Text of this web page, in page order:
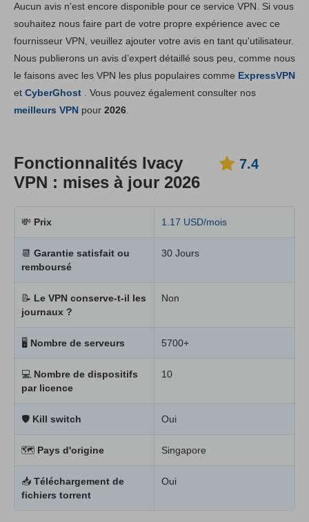
Fonctionnalités principales 7.4
Installation et Apps 6.8
Fiabilité & support 9.4
Aucun avis n'est encore disponible pour ce service VPN. Si vous
souhaitez nous faire part de votre propre expérience avec ce
fournisseur VPN, veuillez ajouter votre avis en tant qu'utilisateur.
Nous publierons un avis d’expert détaillé sous peu, comme nous
le faisons avec les VPN les plus populaires comme ExpressVPN
et CyberGhost . Vous pouvez également consulter nos
meilleurs VPN pour 2026.
Fonctionnalités Ivacy
VPN : mises à jour 2026
7.4
💸 Prix 1.17 USD/mois
📆 Garantie satisfait ou
remboursé
30 Jours
📝 Le VPN conserve-t-il les
journaux ?
Non
🖥 Nombre de serveurs 5700+
💻 Nombre de dispositifs
par licence
10
🛡 Kill switch Oui
🗺 Pays d'origine Singapore
📥 Téléchargement de
fichiers torrent
Oui